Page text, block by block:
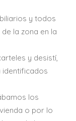
y todos
la zona en la
y desistí,
los
o por lo